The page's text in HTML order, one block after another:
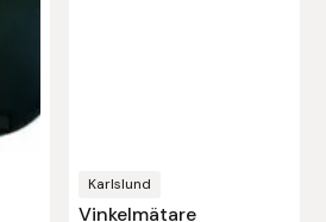
Karlslund
Vinkelmätare